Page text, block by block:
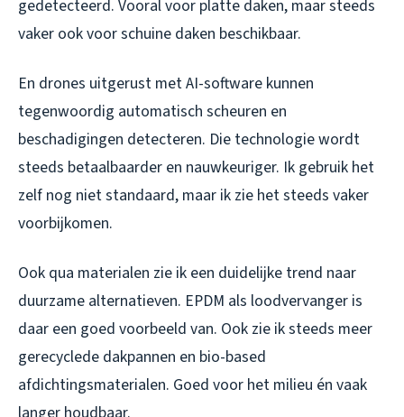
gedetecteerd. Vooral voor platte daken, maar steeds
vaker ook voor schuine daken beschikbaar.
En drones uitgerust met AI-software kunnen
tegenwoordig automatisch scheuren en
beschadigingen detecteren. Die technologie wordt
steeds betaalbaarder en nauwkeuriger. Ik gebruik het
zelf nog niet standaard, maar ik zie het steeds vaker
voorbijkomen.
Ook qua materialen zie ik een duidelijke trend naar
duurzame alternatieven. EPDM als loodvervanger is
daar een goed voorbeeld van. Ook zie ik steeds meer
gerecyclede dakpannen en bio-based
afdichtingsmaterialen. Goed voor het milieu én vaak